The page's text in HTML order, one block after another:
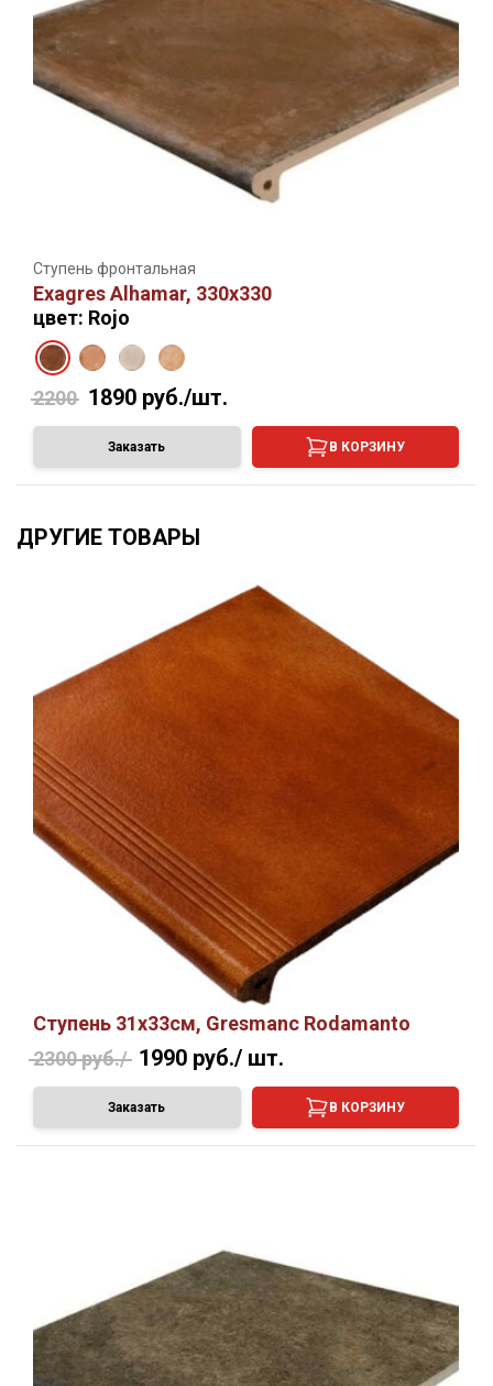
Ступень фронтальная
Exagres Alhamar, 330х330
цвет: Rojo
2200 1890 руб./шт.
Заказать В КОРЗИНУ
ДРУГИЕ ТОВАРЫ
Ступень 31х33см, Gresmanc Rodamanto
2300 руб./ 1990 руб./ шт.
Заказать В КОРЗИНУ